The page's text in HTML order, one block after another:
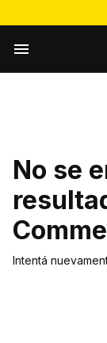
No se
Intentá